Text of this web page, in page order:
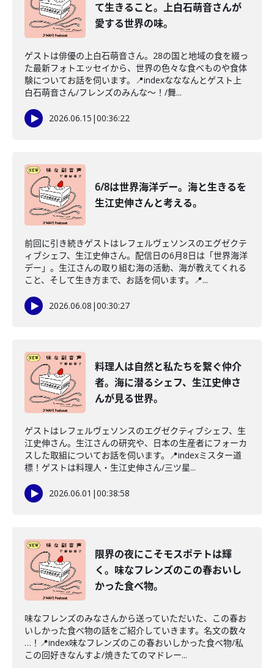
て生きること。上白石萌音さんが
愛する世界の味。
ゲストは俳優の上白石萌音さん。28の国と地域の食を綴っ
た最新フォトエッセイから、世界の色々な食べものや食体
験についてお話を伺います。📍indexなななんとゲスト上
白石萌音さん/フレンズのみんな〜！/舞...
2026.06.15 |00:36:22
6/8は世界海洋デー。海と生きるを
生江史伸さんと考える。
前回に引き続きゲストはレフェルヴェソンスのエグゼクテ
ィブシェフ、生江史伸さん。配信日の6月8日は「世界海洋
デー」。生江さんの取り組む海の活動、海が教えてくれる
こと、そして生き方まで、お話を伺います。📍...
2026.06.08 |00:30:27
料理人は自然と私たちを繋ぐ仲介
者。海に潜るシェフ、生江史伸さ
んが見る世界。
ゲストはレフェルヴェソンスのエグゼクティブシェフ、生
江史伸さん。生江さんの研究や、日本の生産者にフォーカ
スした取組についてお話を伺います。📍indexミスター道
標！ゲストは料理人・生江史伸さん/三ツ星...
2026.06.01 |00:38:58
限界の夜にこそモスポテトは輝
く。味なフレンズのこの春おいし
かった食べ物。
味なフレンズのみなさんから送っていただいた、この春お
いしかった食べ物の話をご紹介していきます。名文の数々
…！📍index味なフレンズのこの春おいしかった食べ物/私
この回好きなんすよ/焼きたてのマドレー...